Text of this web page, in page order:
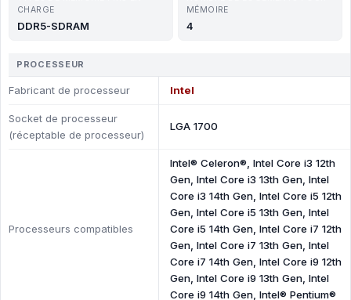
CHARGE
DDR5-SDRAM
MÉMOIRE
4
PROCESSEUR
Fabricant de processeur Intel
Socket de processeur
(réceptable de processeur)
LGA 1700
Processeurs compatibles
Intel® Celeron®, Intel Core i3 12th
Gen, Intel Core i3 13th Gen, Intel
Core i3 14th Gen, Intel Core i5 12th
Gen, Intel Core i5 13th Gen, Intel
Core i5 14th Gen, Intel Core i7 12th
Gen, Intel Core i7 13th Gen, Intel
Core i7 14th Gen, Intel Core i9 12th
Gen, Intel Core i9 13th Gen, Intel
Core i9 14th Gen, Intel® Pentium®